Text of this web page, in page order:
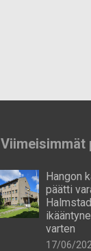
Viimeisimmät
Hangon
päätti
varten
17/06/